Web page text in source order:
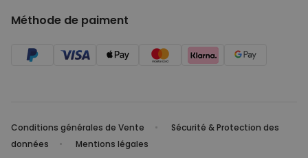
Méthode de paiment
Conditions générales de Vente
Sécurité & Protection des
données
Mentions légales